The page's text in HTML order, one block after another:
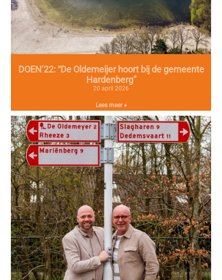
DOEN’22: “De Oldemeijer hoort bij de gemeente
Hardenberg”
20 april 2026
Lees meer »